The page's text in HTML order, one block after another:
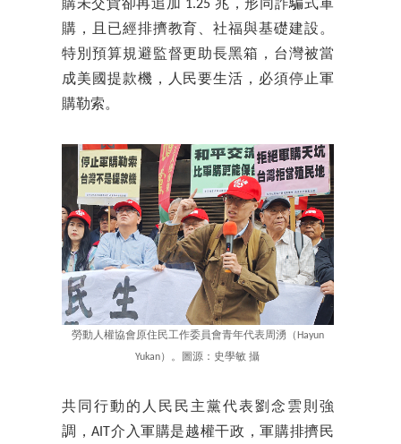
購未交貨卻再追加 1.25 兆，形同詐騙式軍
購，且已經排擠教育、社福與基礎建設。
特別預算規避監督更助長黑箱，台灣被當
成美國提款機，人民要生活，必須停止軍
購勒索。
勞動人權協會原住民工作委員會青年代表周湧（Hayun
Yukan）。圖源：史學敏 攝
共同行動的人民民主黨代表劉念雲則強
調，AIT介入軍購是越權干政，軍購排擠民